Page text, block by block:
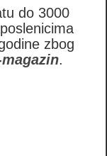
do 3000
zbog
.